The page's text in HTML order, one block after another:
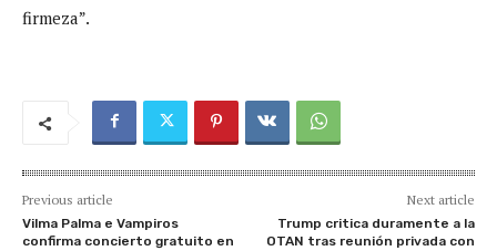
firmeza”.
Previous article
Vilma Palma e Vampiros
confirma concierto gratuito en
Next article
Trump critica duramente a la
OTAN tras reunión privada con